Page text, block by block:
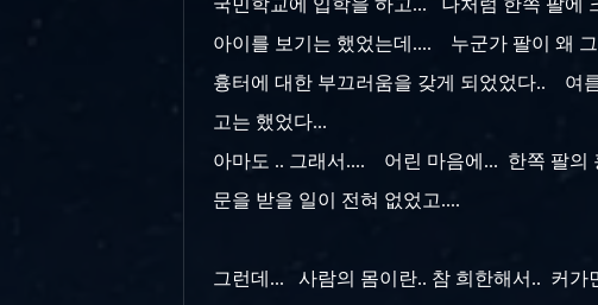
아이를 보기는 했었는데.... 누군가 팔이 왜
흉터에 대한 부끄러움을 갖게 되었었다.. 여
고는 했었다...
아마도 .. 그래서.... 어린 마음에... 한쪽 팔의
문을 받을 일이 전혀 없었고....
그런데... 사람의 몸이란.. 참 희한해서.. 커가